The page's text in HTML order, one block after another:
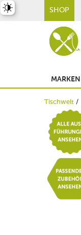
SHOP
MARKEN
Tischwelt
umschalten